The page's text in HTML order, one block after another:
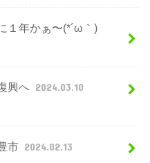
１年かぁ〜(*´ω｀)
興へ 2024.03.10
市 2024.02.13